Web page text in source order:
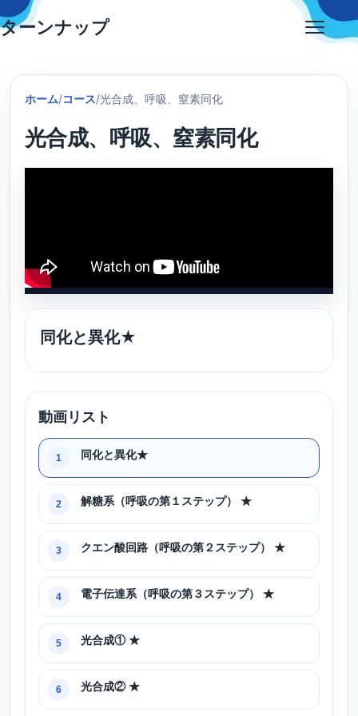
Skip
to
ターンナップ
ホーム/コース/光合成、呼吸、窒素同化
光合成、呼吸、窒素同化
同化と異化★
動画リスト
1 同化と異化★
2 解糖系（呼吸の第１ステップ） ★
3 クエン酸回路（呼吸の第２ステップ） ★
4 電子伝達系（呼吸の第３ステップ） ★
5 光合成① ★
6 光合成② ★